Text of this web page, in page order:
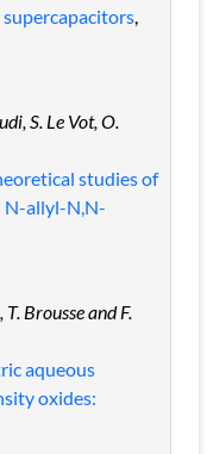
,
S. Le Vot, O.
studies of
N-allyl-N,N-
T. Brousse and F.
aqueous
oxides: